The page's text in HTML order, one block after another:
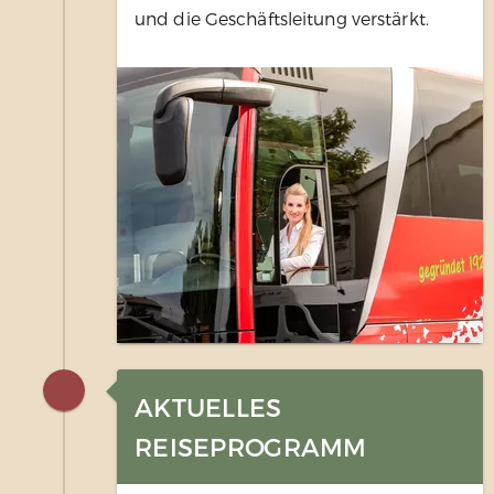
und die Geschäftsleitung verstärkt.
AKTUELLES
REISEPROGRAMM